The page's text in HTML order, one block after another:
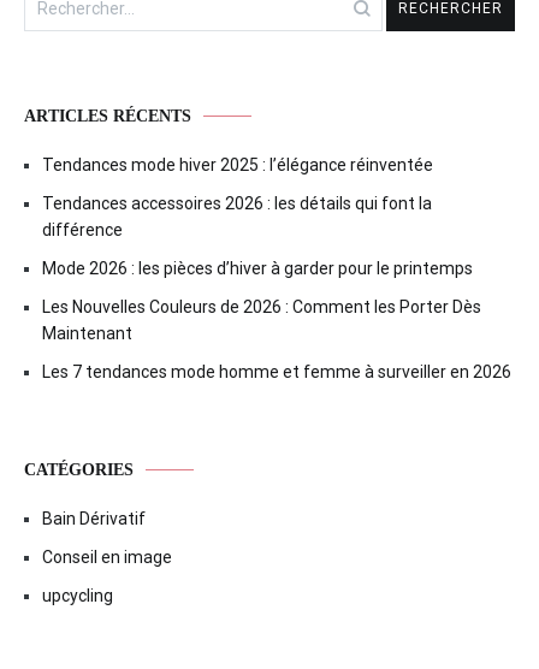
ARTICLES RÉCENTS
Tendances mode hiver 2025 : l’élégance réinventée
Tendances accessoires 2026 : les détails qui font la
différence
Mode 2026 : les pièces d’hiver à garder pour le printemps
Les Nouvelles Couleurs de 2026 : Comment les Porter Dès
Maintenant
Les 7 tendances mode homme et femme à surveiller en 2026
CATÉGORIES
Bain Dérivatif
Conseil en image
upcycling